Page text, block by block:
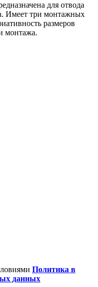
для отвода
Имеет три монтажных
размеров
монтажа.
Политика в
данных